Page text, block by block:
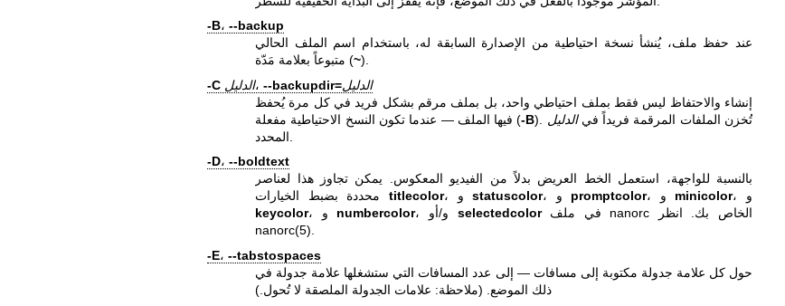
-B، --backup
عند حفظ ملف، يُنشأ نسخة احتياطية من الإصدارة السابقة له، باستخدام اسم الملف الحالي
متبوعاً بعلامة مَدّة (~).
-C الدليل، --backupdir=الدليل
إنشاء والاحتفاظ ليس فقط بملف احتياطي واحد، بل بملف مرقم بشكل فريد في كل مرة يُحفظ
فيها الملف — عندما تكون النسخ الاحتياطية مفعلة (-B ). تُخزن الملفات المرقمة فريداً فيالدليل
-D، --boldtext
بالنسبة للواجهة، استعمل الخط العريض بدلاً من الفيديو المعكوس. يمكن تجاوز هذا لعناصر
titlecolor ، وstatuscolor promptcolor minicolor
، و
keycolor
numbercolor selectedcolor
في ملف nanorc الخاص بك. انظر
nanorc(5).
-E، --tabstospaces
حول كل علامة جدولة مكتوبة إلى مسافات — إلى عدد المسافات التي ستشغلها علامة جدولة في
ذلك الموضع. (ملاحظة: علامات الجدولة الملصقة لا تُحول.)